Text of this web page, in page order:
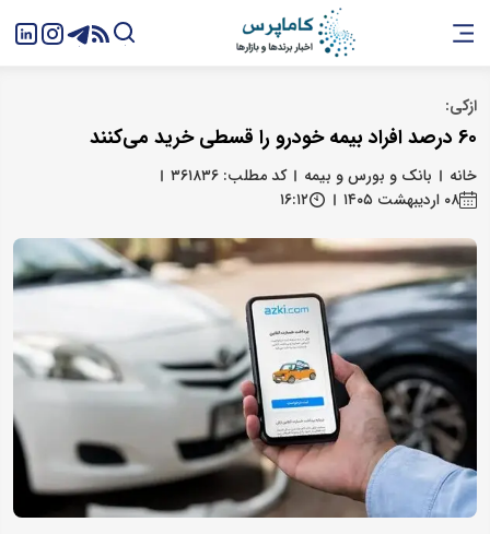
ازکی:
60 درصد افراد بیمه خودرو را قسطی خرید می‌کنند
خانه بانک و بورس و بیمه
کد مطلب: ۳۶۱۸۳۶
۰۸ اردیبهشت ۱۴۰۵
۱۶:۱۲